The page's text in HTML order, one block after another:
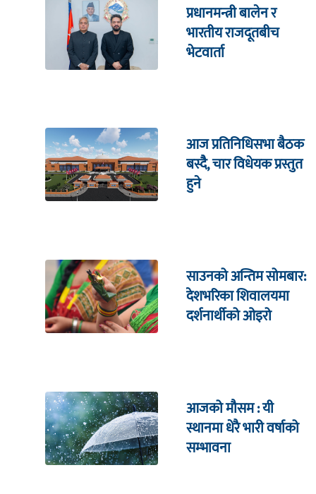
प्रधानमन्त्री बालेन र
भारतीय राजदूतबीच
भेटवार्ता
आज प्रतिनिधिसभा बैठक
बस्दैै, चार विधेयक प्रस्तुत
हुने
साउनको अन्तिम सोमबार:
देशभरिका शिवालयमा
दर्शनार्थीको ओइरो
आजको मौसम : यी
स्थानमा धेरै भारी वर्षाको
सम्भावना